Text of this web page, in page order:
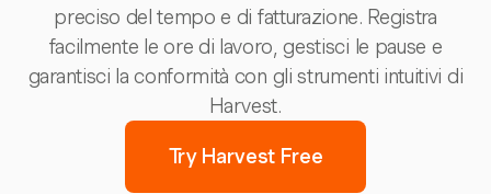
preciso del tempo e di fatturazione. Registra
facilmente le ore di lavoro, gestisci le pause e
garantisci la conformità con gli strumenti intuitivi di
Harvest.
Try Harvest Free